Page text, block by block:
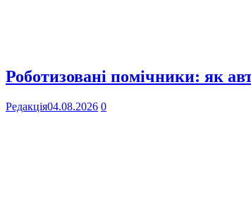
Роботизовані помічники: як
Редакція04.08.2026 0